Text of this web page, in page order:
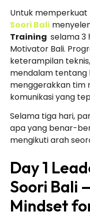
Untuk
Soori Bali
Training selama 3
Motivator Bali.
keterampilan
mendalam tentang
menggerakkan tim
komunikasi yang
Selama tiga hari,
apa yang benar-
mengikuti arah
Day 1
Soori Bali
Mindset